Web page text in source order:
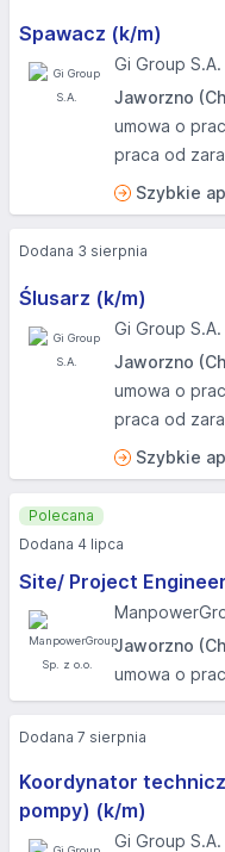
Spawacz (k/m)
Gi Group S.A.
Jaworzno
umowa o
praca od
Szybkie
Ślusarz (k/m)
Gi Group S.A.
Jaworzno
umowa o
praca od
Szybkie
Dodana 3 sierpnia
Site/ Project
Jaworzno
umowa o
Polecana
Dodana 4 lipca
Koordynator
pompy) (k/m)
Gi Group S.A.
Dodana 7 sierpnia